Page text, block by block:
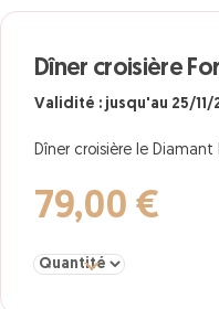
Dîner croisière
Validité : jusqu'au 25/11/
Dîner croisière le
79,00 €
Sélectionner la quantité